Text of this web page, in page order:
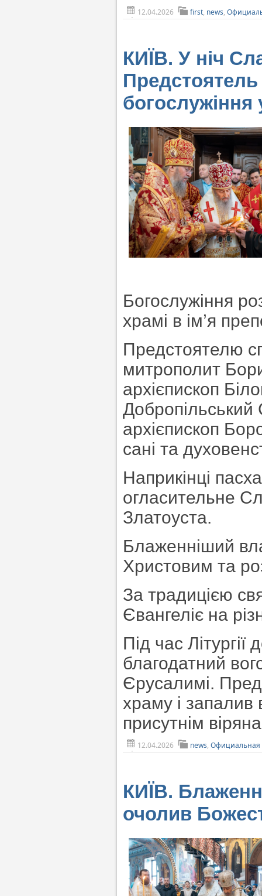
12.04.2026 first, news,
КИЇВ. У ніч
богослужіння
Богослужіння
храмі в ім’я
Предстоятелю
митрополит
архієпископ
Добропільський
архієпископ
сані та
Наприкінці
огласительне
Златоуста.
Блаженніший
Христовим та
За традицією
Євангеліє на
Під час
благодатний
Єрусалимі.
храму і запалив
присутнім
12.04.2026 news, Официальная
КИЇВ.
очолив